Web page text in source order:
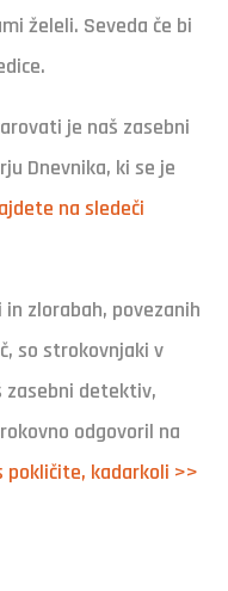
želeli. Seveda če bi
je naš zasebni
Dnevnika, ki se je
na sledeči
zlorabah, povezanih
so strokovnjaki v
zasebni detektiv,
odgovoril na
pokličite, kadarkoli >>